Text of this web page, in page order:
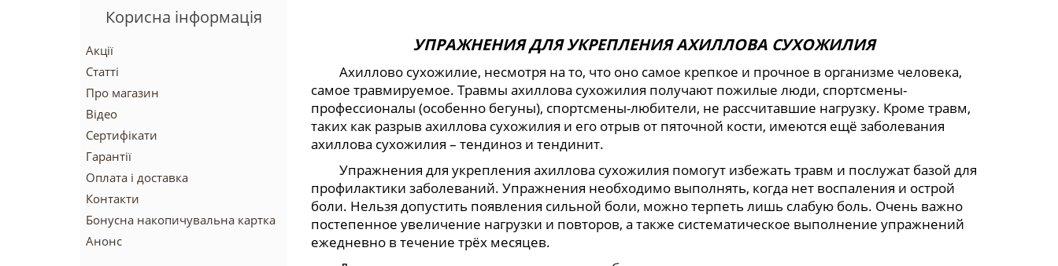
Корисна інформація
Акції
Статті
Про магазин
Відео
Сертифікати
Гарантії
Оплата і доставка
Контакти
Бонусна накопичувальна картка
Анонс
УПРАЖНЕНИЯ ДЛЯ УКРЕПЛЕНИЯ АХИЛЛОВА СУХОЖИЛИЯ
Ахиллово сухожилие, несмотря на то, что оно самое крепкое и прочное в организме человека,
самое травмируемое. Травмы ахиллова сухожилия получают пожилые люди, спортсмены-
профессионалы (особенно бегуны), спортсмены-любители, не рассчитавшие нагрузку. Кроме травм,
таких как разрыв ахиллова сухожилия и его отрыв от пяточной кости, имеются ещё заболевания
ахиллова сухожилия – тендиноз и тендинит.
Упражнения для укрепления ахиллова сухожилия помогут избежать травм и послужат базой для
профилактики заболеваний. Упражнения необходимо выполнять, когда нет воспаления и острой
боли. Нельзя допустить появления сильной боли, можно терпеть лишь слабую боль. Очень важно
постепенное увеличение нагрузки и повторов, а также систематическое выполнение упражнений
ежедневно в течение трёх месяцев.